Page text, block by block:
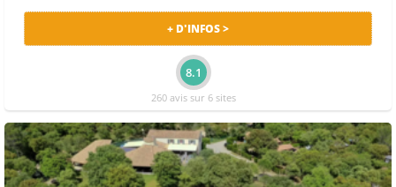
+ D'INFOS >
8.1
260 avis sur 6 sites